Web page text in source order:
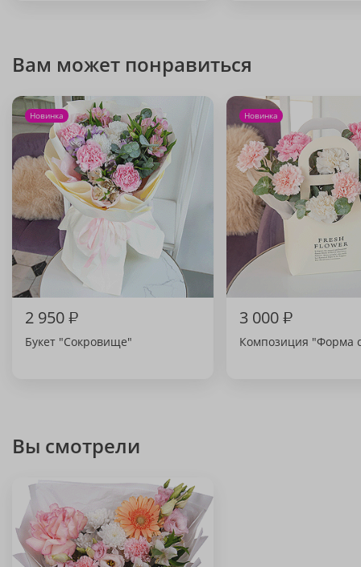
Вам может понравиться
Новинка
2 950₽
Букет "Сокровище"
Новинка
3 000₽
Композиция "Форма
Вы смотрели